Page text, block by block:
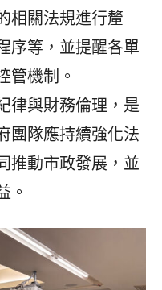
相關法規進行釐
序等，並提醒各單
管機制。
律與財務倫理，是
團隊應持續強化法
推動市政發展，並
。